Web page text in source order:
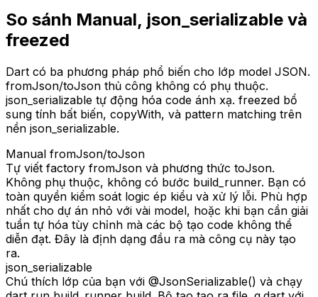
So sánh Manual, json_serializable và
freezed
Dart có ba phương pháp phổ biến cho lớp model JSON.
fromJson/toJson thủ công không có phụ thuộc.
json_serializable tự động hóa code ánh xạ. freezed bổ
sung tính bất biến, copyWith, và pattern matching trên
nền json_serializable.
Manual fromJson/toJson
Tự viết factory fromJson và phương thức toJson.
Không phụ thuộc, không có bước build_runner. Bạn có
toàn quyền kiểm soát logic ép kiểu và xử lý lỗi. Phù hợp
nhất cho dự án nhỏ với vài model, hoặc khi bạn cần giải
tuần tự hóa tùy chỉnh mà các bộ tạo code không thể
diễn đạt. Đây là định dạng đầu ra mà công cụ này tạo
ra.
json_serializable
Chú thích lớp của bạn với @JsonSerializable() và chạy